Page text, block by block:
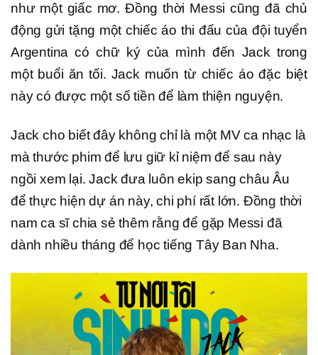
như một giấc mơ. Đồng thời Messi cũng đã chủ
động gửi tặng một chiếc áo thi đấu của đội tuyển
Argentina có chữ ký của mình đến Jack trong
một buổi ăn tối. Jack muốn từ chiếc áo đặc biệt
này có được một số tiền để làm thiện nguyện.
Jack cho biết đây không chỉ là một MV ca nhạc là
mà thước phim để lưu giữ kỉ niệm để sau này
ngồi xem lại. Jack đưa luôn ekip sang châu Âu
để thực hiện dự án này, chi phí rất lớn. Đồng thời
nam ca sĩ chia sẻ thêm rằng để gặp Messi đã
dành nhiều tháng để học tiếng Tây Ban Nha.